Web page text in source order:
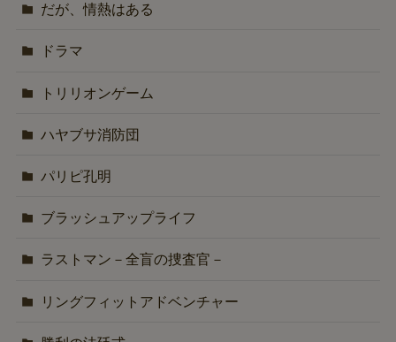
だが、情熱はある
ドラマ
トリリオンゲーム
ハヤブサ消防団
パリピ孔明
ブラッシュアップライフ
ラストマン－全盲の捜査官－
リングフィットアドベンチャー